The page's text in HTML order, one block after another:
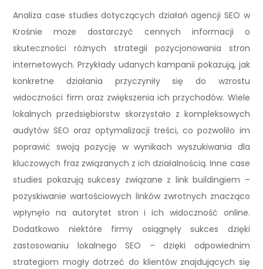
Analiza case studies dotyczących działań agencji SEO w
Krośnie może dostarczyć cennych informacji o
skuteczności różnych strategii pozycjonowania stron
internetowych. Przykłady udanych kampanii pokazują, jak
konkretne działania przyczyniły się do wzrostu
widoczności firm oraz zwiększenia ich przychodów. Wiele
lokalnych przedsiębiorstw skorzystało z kompleksowych
audytów SEO oraz optymalizacji treści, co pozwoliło im
poprawić swoją pozycję w wynikach wyszukiwania dla
kluczowych fraz związanych z ich działalnością. Inne case
studies pokazują sukcesy związane z link buildingiem –
pozyskiwanie wartościowych linków zwrotnych znacząco
wpłynęło na autorytet stron i ich widoczność online.
Dodatkowo niektóre firmy osiągnęły sukces dzięki
zastosowaniu lokalnego SEO – dzięki odpowiednim
strategiom mogły dotrzeć do klientów znajdujących się